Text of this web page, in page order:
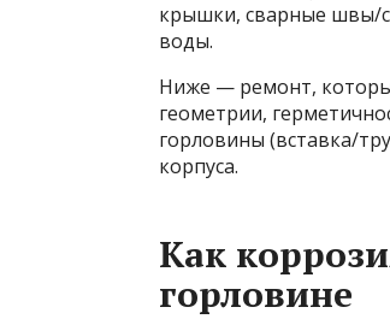
крышки, сварные швы/
воды.
Ниже — ремонт,
геометрии,
горловины (вставка/
корпуса.
Как
горловине